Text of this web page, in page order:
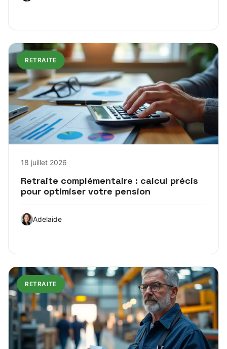
RETRAITE
18 juillet 2026
Retraite complémentaire : calcul précis
pour optimiser votre pension
Adelaide
RETRAITE